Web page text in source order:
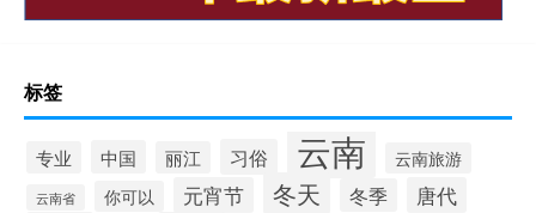
标签
专业 中国 丽江 习俗 云南 云南旅游
云南省 你可以 元宵节 冬天 冬季 唐代